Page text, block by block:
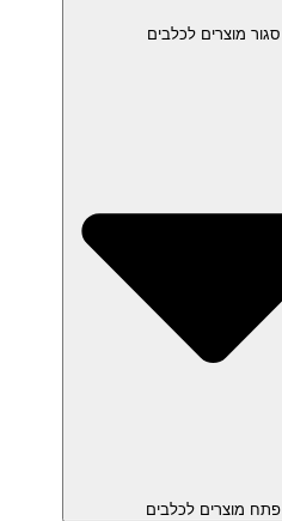
סגור מוצרים לכלבים
פתח מוצרים לכלבים